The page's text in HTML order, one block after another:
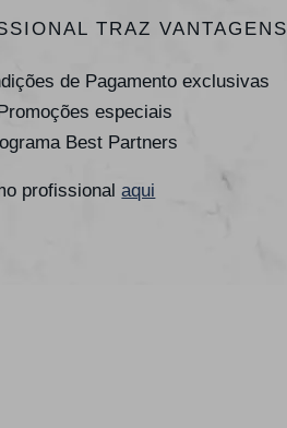
TRAZ VANTAGENS
de Pagamento exclusivas
especiais
Best Partners
profissionalaqui